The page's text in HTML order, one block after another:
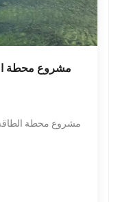
مشروع محطة الطاقة